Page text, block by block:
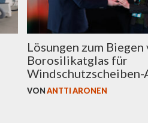
Lösungen zum Biegen
Borosilikatglas für
Windschutzscheiben-
VONANTTI ARONEN